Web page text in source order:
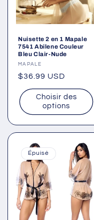
Nuisette 2 en 1 Mapale
7541 Abilene Couleur
Bleu Clair-Nude
Fournisseur :
MAPALE
Prix
habituel
$36.99 USD
Choisir des
options
Épuisé